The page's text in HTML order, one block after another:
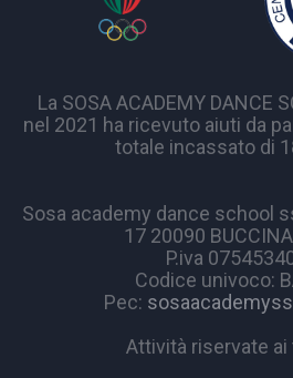
La SOSA ACADEMY DANCE
nel 2021 ha ricevuto aiuti da
totale incassato di
Sosa academy dance school
17 20090
P.iva
Codice univoco:
Pec:
Attività riservate